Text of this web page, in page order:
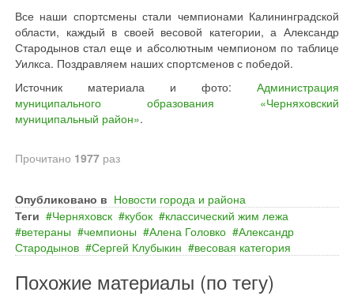
Все наши спортсмены стали чемпионами Калининградской
области, каждый в своей весовой категории, а Александр
Стародынов стал еще и абсолютным чемпионом по таблице
Уилкса. Поздравляем наших спортсменов с победой.
Источник материала и фото: Администрация
муниципального образования «Черняховский
муниципальный район».
Прочитано 1977 раз
Опубликовано в Новости города и района
Теги
Черняховск кубок
классический жим лежа
ветераны
чемпионы Алена Головко
Александр
Стародынов
Сергей Клубыкин весовая категория
Похожие материалы (по тегу)